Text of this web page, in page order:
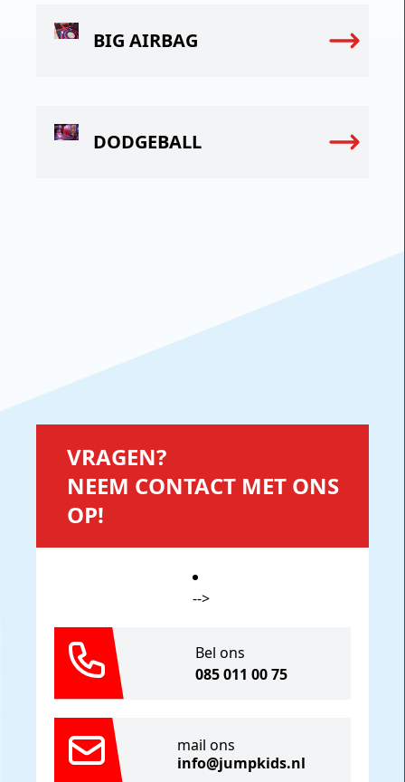
BIG AIRBAG
DODGEBALL
VRAGEN?
NEEM CONTACT MET ONS
OP!
-->
Bel ons
085 011 00 75
mail ons
info@jumpkids.nl